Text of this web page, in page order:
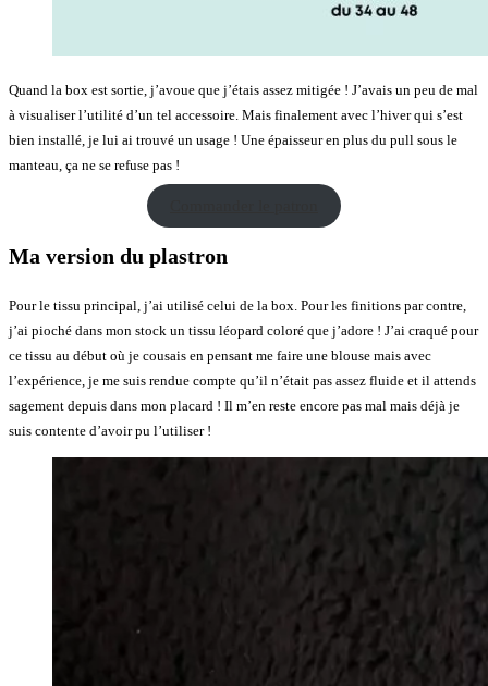
Quand la box est sortie, j’avoue que j’étais assez mitigée ! J’avais un peu de mal
à visualiser l’utilité d’un tel accessoire. Mais finalement avec l’hiver qui s’est
bien installé, je lui ai trouvé un usage ! Une épaisseur en plus du pull sous le
manteau, ça ne se refuse pas !
Ma version du plastron
Pour le tissu principal, j’ai utilisé celui de la box. Pour les finitions par contre,
j’ai pioché dans mon stock un tissu léopard coloré que j’adore ! J’ai craqué pour
ce tissu au début où je cousais en pensant me faire une blouse mais avec
l’expérience, je me suis rendue compte qu’il n’était pas assez fluide et il attends
sagement depuis dans mon placard ! Il m’en reste encore pas mal mais déjà je
suis contente d’avoir pu l’utiliser !